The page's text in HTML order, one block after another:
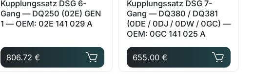
Kupplungssatz DSG 6-
Gang — DQ250 (02E) GEN
1 — OEM: 02E 141 029 A
806.72 €
Kupplungssatz DSG 7-
Gang — DQ380 / DQ381
(0DE / 0DJ / 0DW / 0GC) —
OEM: 0GC 141 025 A
655.00 €